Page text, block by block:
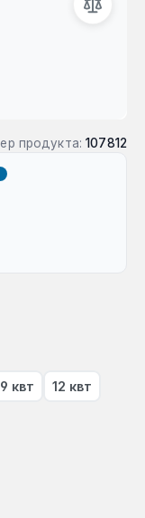
продукта: 107812
9 квт 12 квт